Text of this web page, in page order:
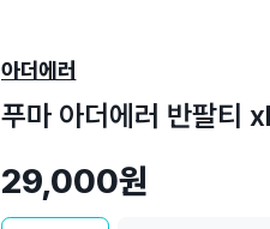
아더에러
푸마 아더에러 반팔티 xl
29,000원